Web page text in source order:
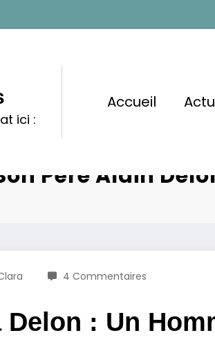
ici :
Accueil
: Un Hommage
Père Alain
4 Commentaires
: Un